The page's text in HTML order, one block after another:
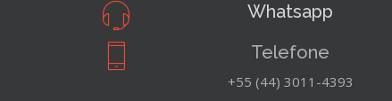
Whatsapp
Telefone
+55 (44) 3011-4393